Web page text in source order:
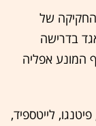
של
בדרישה
המונע אפליה
לייטספיד,